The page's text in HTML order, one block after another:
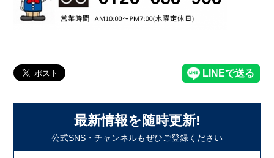
最新情報を随時更新!
公式SNS・チャンネルもぜひご登録ください